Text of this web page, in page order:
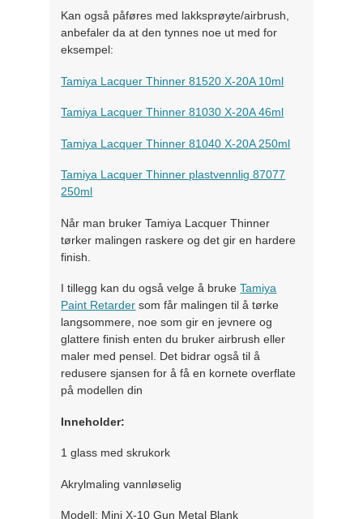
Kan også påføres med lakksprøyte/airbrush,
anbefaler da at den tynnes noe ut med for
eksempel:
Tamiya Lacquer Thinner 81520 X-20A 10ml
Tamiya Lacquer Thinner 81030 X-20A 46ml
Tamiya Lacquer Thinner 81040 X-20A 250ml
Tamiya Lacquer Thinner plastvennlig 87077
250ml
Når man bruker Tamiya Lacquer Thinner
tørker malingen raskere og det gir en hardere
finish.
I tillegg kan du også velge å brukeTamiya
Paint Retarder som får malingen til å tørke
langsommere, noe som gir en jevnere og
glattere finish enten du bruker airbrush eller
maler med pensel. Det bidrar også til å
redusere sjansen for å få en kornete overflate
på modellen din
Inneholder:
1 glass med skrukork
Akrylmaling vannløselig
Modell: Mini X-10 Gun Metal Blank